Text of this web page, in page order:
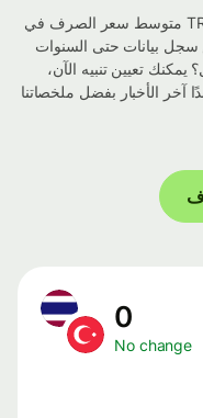
يستخدم مخططنا التفاعلي من THB إلى TRY متوسط ​​سعر الصرف في
بيانات حتى السنوات
تعيين تنبيه الآن،
الأخبار بفضل ملخصاتنا
No change